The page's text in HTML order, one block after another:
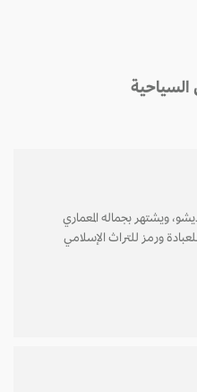
ويشتهر بجماله المعماري
ورمز للتراث الإسلامي